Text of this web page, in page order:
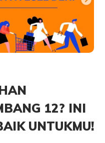
12? INI
UNTUKMU!